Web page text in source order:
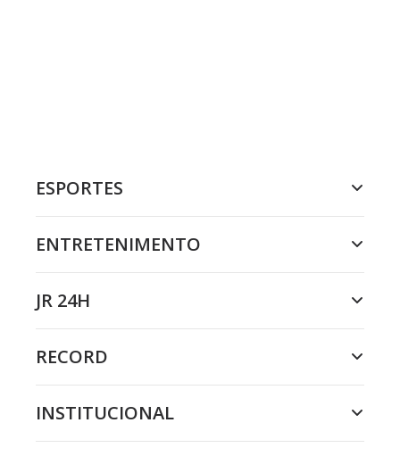
ESPORTES
ENTRETENIMENTO
JR 24H
RECORD
INSTITUCIONAL